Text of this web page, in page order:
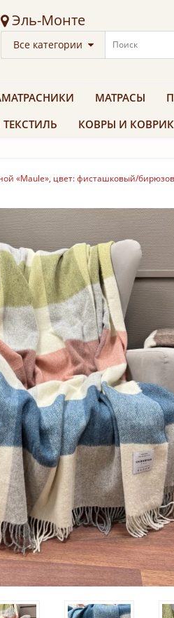
Эль-Монте
Все категории
МАТРАСЫ
КОВРЫ И
«Maule», цвет: фисташковый/